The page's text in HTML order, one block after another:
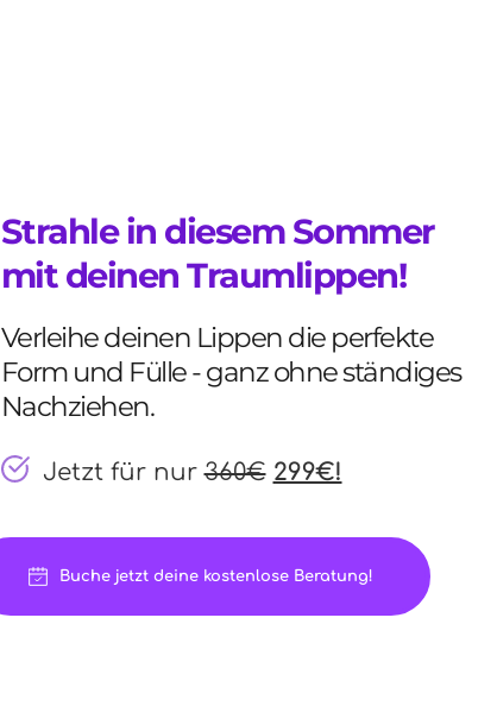
Strahle in diesem Sommer
mit deinen Traumlippen!
Verleihe deinen Lippen die perfekte
Form und Fülle - ganz ohne ständiges
Nachziehen.
Jetzt für nur 360€ 299€!
Buche jetzt deine kostenlose Beratung!